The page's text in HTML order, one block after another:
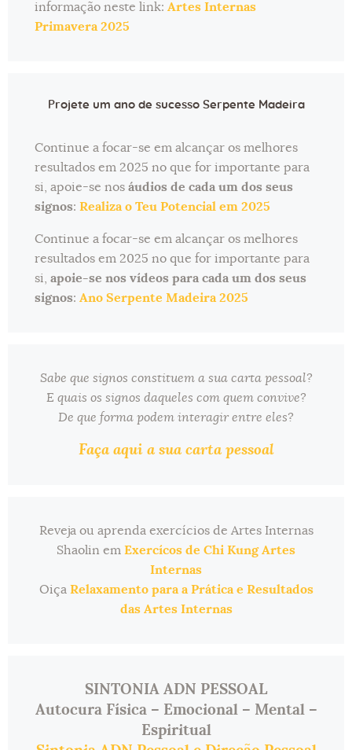
informação neste link:Artes Internas
Primavera 2025
Projete um ano de sucesso Serpente Madeira
Continue a focar-se em alcançar os melhores
resultados em 2025 no que for importante para
si, apoie-se nosáudios de cada um dos seus
signos:Realiza o Teu Potencial em 2025
Continue a focar-se em alcançar os melhores
resultados em 2025 no que for importante para
si,apoie-se nos vídeos para cada um dos seus
signos:Ano Serpente Madeira 2025
Sabe que signos constituem a sua carta pessoal?
E quais os signos daqueles com quem convive?
De que forma podem interagir entre eles?
Faça aqui a sua carta pessoal
Reveja ou aprenda exercícios de Artes Internas
Shaolin em Exercícos de Chi Kung Artes
Internas
Oiça Relaxamento para a Prática e Resultados
das Artes Internas
SINTONIA ADN PESSOAL
Autocura Física – Emocional – Mental –
Espiritual